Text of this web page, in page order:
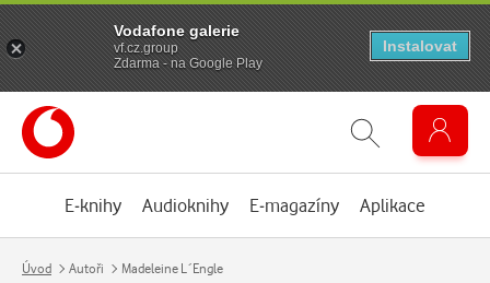
E-knihy Audioknihy E-magazíny Aplikace
Úvod Autoři Madeleine L´Engle
Vodafone galerie
vf.cz.group
Zdarma - na Google Play
Instalovat